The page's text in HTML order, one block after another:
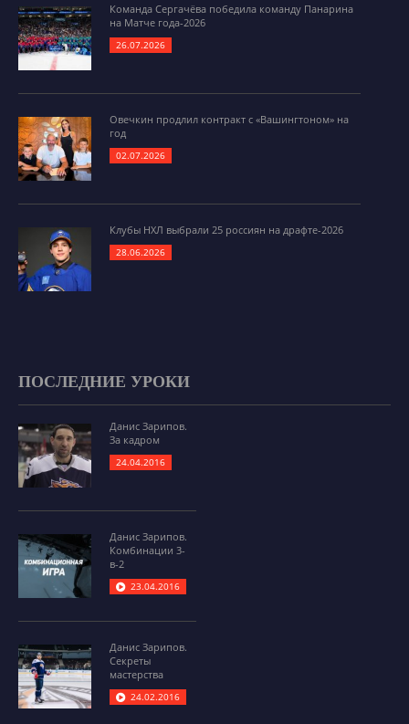
Команда Сергачёва победила команду Панарина
на Матче года-2026
26.07.2026
Овечкин продлил контракт с «Вашингтоном» на
год
02.07.2026
Клубы НХЛ выбрали 25 россиян на драфте-2026
28.06.2026
ПОСЛЕДНИЕ УРОКИ
Данис Зарипов.
За кадром
24.04.2016
Данис Зарипов.
Комбинации 3-
в-2
23.04.2016
Данис Зарипов.
Секреты
мастерства
24.02.2016